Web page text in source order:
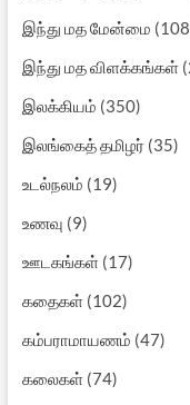
இந்து மத மேன்மை
இந்து மத விளக்கங்கள்
இலக்கியம் (350)
இலங்கைத் தமிழர் (35)
உடல்நலம் (19)
உணவு (9)
ஊடகங்கள்(17)
கதைகள்(102)
கம்பராமாயணம் (47)
கலைகள்(74)